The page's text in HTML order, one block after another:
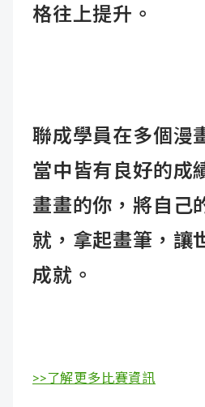
格往上提升。
聯成學員在多個漫
當中皆有良好的成
畫畫的你，將自己
就，拿起畫筆，讓
成就。
>>了解更多比賽資訊